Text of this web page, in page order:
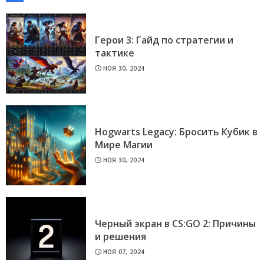
Герои 3: Гайд по стратегии и
тактике
НОЯ 30, 2024
Hogwarts Legacy: Бросить Кубик в
Мире Магии
НОЯ 30, 2024
Черный экран в CS:GO 2: Причины
и решения
НОЯ 07, 2024